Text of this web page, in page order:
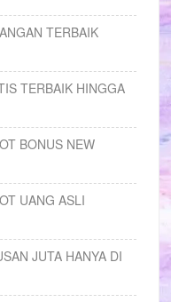
TERBAIK
TERBAIK HINGGA
BONUS NEW
UANG ASLI
JUTA HANYA DI